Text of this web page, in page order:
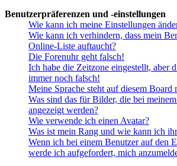
Benutzerpräferenzen und -einstellungen
Wie kann ich meine Einstellungen
Wie kann ich verhindern, dass mein
Online-Liste auftaucht?
Die Forenuhr geht falsch!
Ich habe die Zeitzone eingestellt, aber
immer noch falsch!
Meine Sprache steht auf diesem
Was sind das für Bilder, die bei
angezeigt werden?
Wie verwende ich einen Avatar?
Was ist mein Rang und wie kann ich
Wenn ich bei einem Benutzer auf den
werde ich aufgefordert, mich